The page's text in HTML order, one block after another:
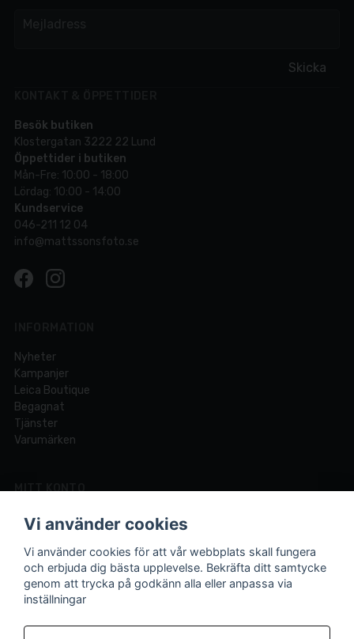
Skicka
Besök butiken
Klostergatan 3222 22 Lund
Öppettider i butiken
Mån-Fre: 10:00 - 18:00
Lördag: 10:00 - 14:00
Kundservice
046-211 12 04
info@mattssonsfoto.se
Nyheter
Kampanjer
Leica Boutique
Begagnat
Tjänster
Varumärken
MITT KONTO
Logga in
Registrera dig
Glömt lösenord?
Vi är experter på foto och video med över 100 års
Vi använder cookies
Vi använder cookies för att vår webbplats skall fungera
och erbjuda dig bästa upplevelse. Bekräfta ditt samtycke
genom att trycka på godkänn alla eller anpassa via
inställningar